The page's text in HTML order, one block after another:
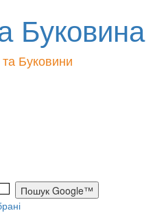
Буковина
та Буковини